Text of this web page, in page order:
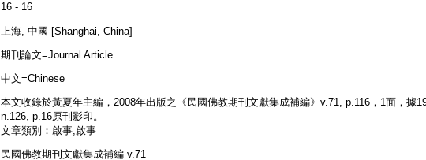
16 - 16
上海, 中國 [Shanghai, China]
期刊論文=Journal Article
中文=Chinese
本文收錄於黃夏年主編，2008年出版之《民國佛教期刊文獻集成補編》v.71, p.116，1面，據
n.126, p.16原刊影印。
文章類別：啟事,啟事
民國佛教期刊文獻集成補編 v.71